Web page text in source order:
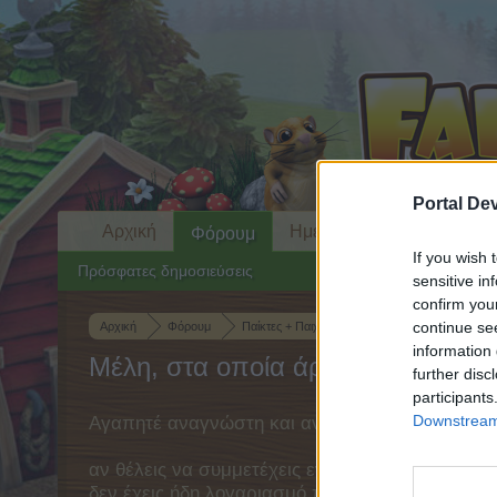
Portal
If you wish
sensitive
confirm
continue
information
further
Αρχική Φόρουμ Παίκτες + Παιχνίδι Σχόλια σχετικά με το
Μέλη, στα οποία άρεσε το
Αγαπητέ αναγνώστη και αναγνώστρια του
αν θέλεις να συμμετέχεις ενεργά στις
Αρχική Φόρουμ
Πρόσφατες δημοσιεύσεις
Ημερολόγιο